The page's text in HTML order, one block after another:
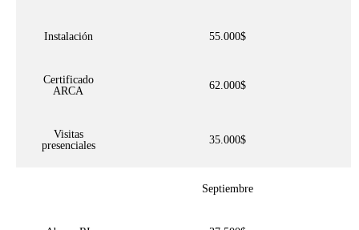
Instalación 55.000$
Certificado
ARCA
62.000$
Visitas
presenciales
35.000$
Septiembre